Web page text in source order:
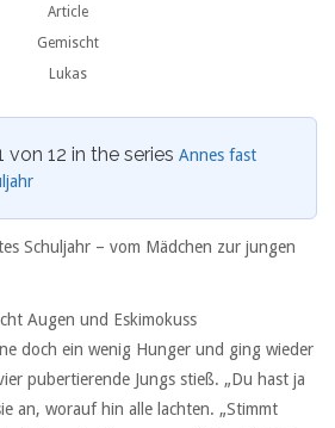
Article
Gemischt
Lukas
von 12 in the series Annes fast
Schuljahr – vom Mädchen zur jungen
Augen und Eskimokuss
doch ein wenig Hunger und ging wieder
pubertierende Jungs stieß. „Du hast ja
an, worauf hin alle lachten. „Stimmt